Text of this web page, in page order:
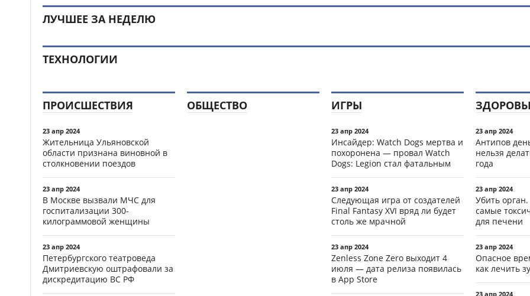
ЛУЧШЕЕ ЗА НЕДЕЛЮ
ТЕХНОЛОГИИ
ПРОИСШЕСТВИЯ
23 апр 2024
Жительница Ульяновской
области признана виновной в
столкновении поездов
23 апр 2024
В Москве вызвали МЧС для
госпитализации 300-
килограммовой женщины
23 апр 2024
Петербургского театроведа
Дмитриевскую оштрафовали за
дискредитацию ВС РФ
ОБЩЕСТВО ИГРЫ
23 апр 2024
Инсайдер: Watch Dogs мертва и
похоронена — провал Watch
Dogs: Legion стал фатальным
23 апр 2024
Следующая игра от создателей
Final Fantasy XVI вряд ли будет
столь же мрачной
23 апр 2024
Zenless Zone Zero выходит 4
июля — дата релиза появилась
в App Store
23 апр 2024
Антипов
нельзя
года
23 апр 2024
Убить
самые
для печени
23 апр 2024
Опасное
как лечить
23 апр 2024